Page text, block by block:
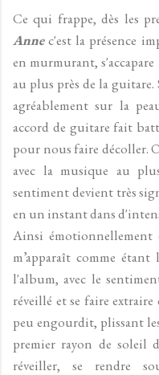
Ce qui frappe, dès les
Annec'est la présence
en murmurant,
au plus près de la guitare.
agréablement sur la
accord de guitare fait
pour nous faire décoller.
avec la musique au
sentiment devient très
en un instant dans
Ainsi émotionnellement
m’apparaît comme
l'album, avec le
réveillé et se faire
peu engourdit, plissant
premier rayon de soleil
réveiller, se rendre